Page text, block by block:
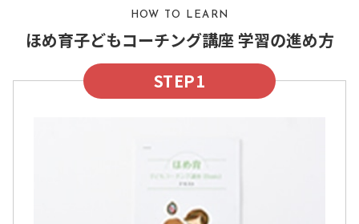
HOW TO LEARN
ほめ育子どもコーチング講座 学習の進め方
STEP1